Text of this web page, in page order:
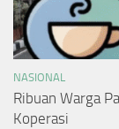
NASIONAL
Ribuan Warga
Koperasi